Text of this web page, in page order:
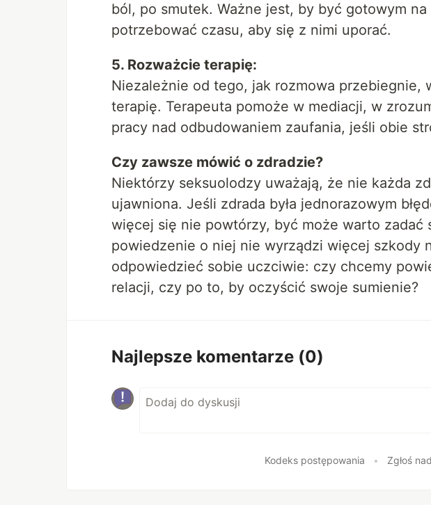
ból, po smutek. Ważne jest, by być gotowym
potrzebować czasu, aby się z nimi uporać.
5. Rozważcie terapię:
Niezależnie od tego, jak rozmowa przebiegnie,
terapię. Terapeuta pomoże w mediacji, w
pracy nad odbudowaniem zaufania, jeśli obie
Czy zawsze mówić o zdradzie?
Niektórzy seksuolodzy uważają, że nie każda
ujawniona. Jeśli zdrada była jednorazowym
więcej się nie powtórzy, być może warto zadać
powiedzenie o niej nie wyrządzi więcej szkody
odpowiedzieć sobie uczciwie: czy chcemy
relacji, czy po to, by oczyścić swoje sumienie?
Najlepsze komentarze (0)
Kodeks postępowania • Zgłoś